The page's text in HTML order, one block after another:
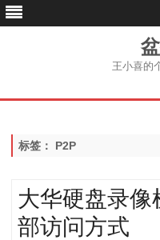
王小喜的
标签： P2P
大华硬盘录
部访问方式